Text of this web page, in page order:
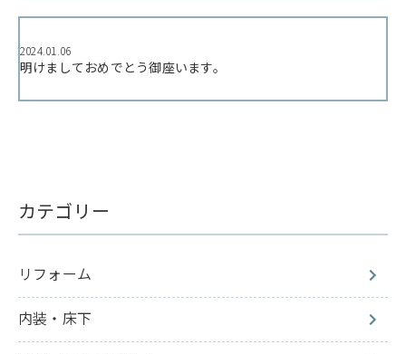
2024.01.06
明けましておめでとう御座います。
カテゴリー
リフォーム
内装・床下